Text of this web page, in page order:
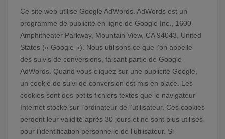
Ce site web utilise Google AdWords. AdWords est un
programme de publicité en ligne de Google Inc., 1600
Amphitheater Parkway, Mountain View, CA 94043, United
States (« Google »). Nous utilisons ce que l’on appelle
des suivis de conversions, faisant partie de Google
AdWords. Quand vous cliquez sur une publicité Google,
un cookie de suivi de conversion est mis en place. Les
cookies sont des petits fichiers textes que le navigateur
Internet stocke sur l’ordinateur de l’utilisateur. Ces cookies
perdent leur validité après 30 jours et ne sont plus utilisés
pour l’identification personnelle de l’utilisateur. Si